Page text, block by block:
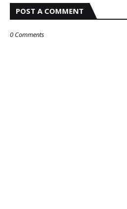
POST A COMMENT
0 Comments